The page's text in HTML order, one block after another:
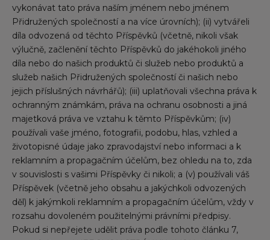
vykonávat tato práva naším jménem nebo jménem
Přidružených společností a na více úrovních); (ii) vytvářeli
díla odvozená od těchto Příspěvků (včetně, nikoli však
výlučně, začlenění těchto Příspěvků do jakéhokoli jiného
díla nebo do našich produktů či služeb nebo produktů a
služeb našich Přidružených společností či našich nebo
jejich příslušných návrhářů); (iii) uplatňovali všechna práva k
ochranným známkám, práva na ochranu osobnosti a jiná
majetková práva ve vztahu k těmto Příspěvkům; (iv)
používali vaše jméno, fotografii, podobu, hlas, vzhled a
životopisné údaje jako zpravodajství nebo informaci a k
reklamním a propagačním účelům, bez ohledu na to, zda
v souvislosti s vašimi Příspěvky či nikoli; a (v) používali váš
Příspěvek (včetně jeho obsahu a jakýchkoli odvozených
děl) k jakýmkoli reklamním a propagačním účelům, vždy v
rozsahu dovoleném použitelnými právními předpisy.
Pokud si nepřejete udělit práva podle tohoto článku 7,